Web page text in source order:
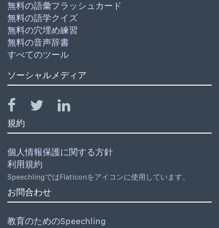
無料の語彙フラッシュカード
無料の語学クイズ
無料の穴埋め練習
無料の音声辞書
すべてのツール
ソーシャルメディア
規約
個人情報保護に関する方針
利用規約
SpeechlingではFlaticonをアイコンに使用しています。
お問合わせ
教育のためのSpeechling